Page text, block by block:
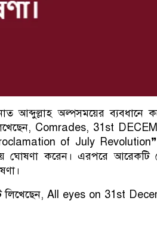
আব্দুল্লাহ অল্পসময়ের ব্যবধানে
Comrades, 31st
of July
ঘোষণা করেন। এরপরে আরেকটি
All eyes on 31st